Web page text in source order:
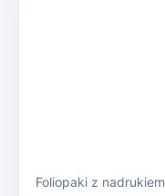
Foliopaki z nadrukiem